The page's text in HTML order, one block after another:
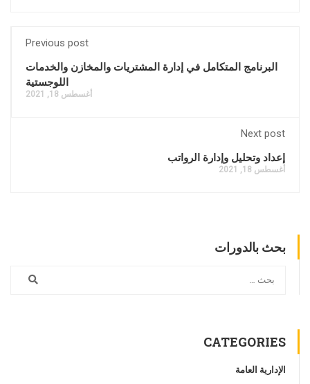
Previous post
البرنامج المتكامل في إدارة المشتريات والمخازن والخدمات
اللوجستية
أغسطس 18, 2021
Next post
إعداد وتحليل وإدارة الرواتب
أغسطس 18, 2021
بحث بالدورات
CATEGORIES
الإدارية العامة